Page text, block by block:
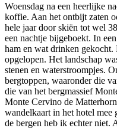
Woensdag na een heerlijke
koffie. Aan het ontbijt zaten
hele jaar door skiën tot wel
een nachtje bijgeboekt. In
ham en wat drinken gekocht.
opgelopen. Het landschap
stenen en waterstroompjes.
bergtoppen, waaronder die
die van het bergmassief
Monte Cervino de
wandelkaart in het hotel mee
de bergen heb ik echter niet.